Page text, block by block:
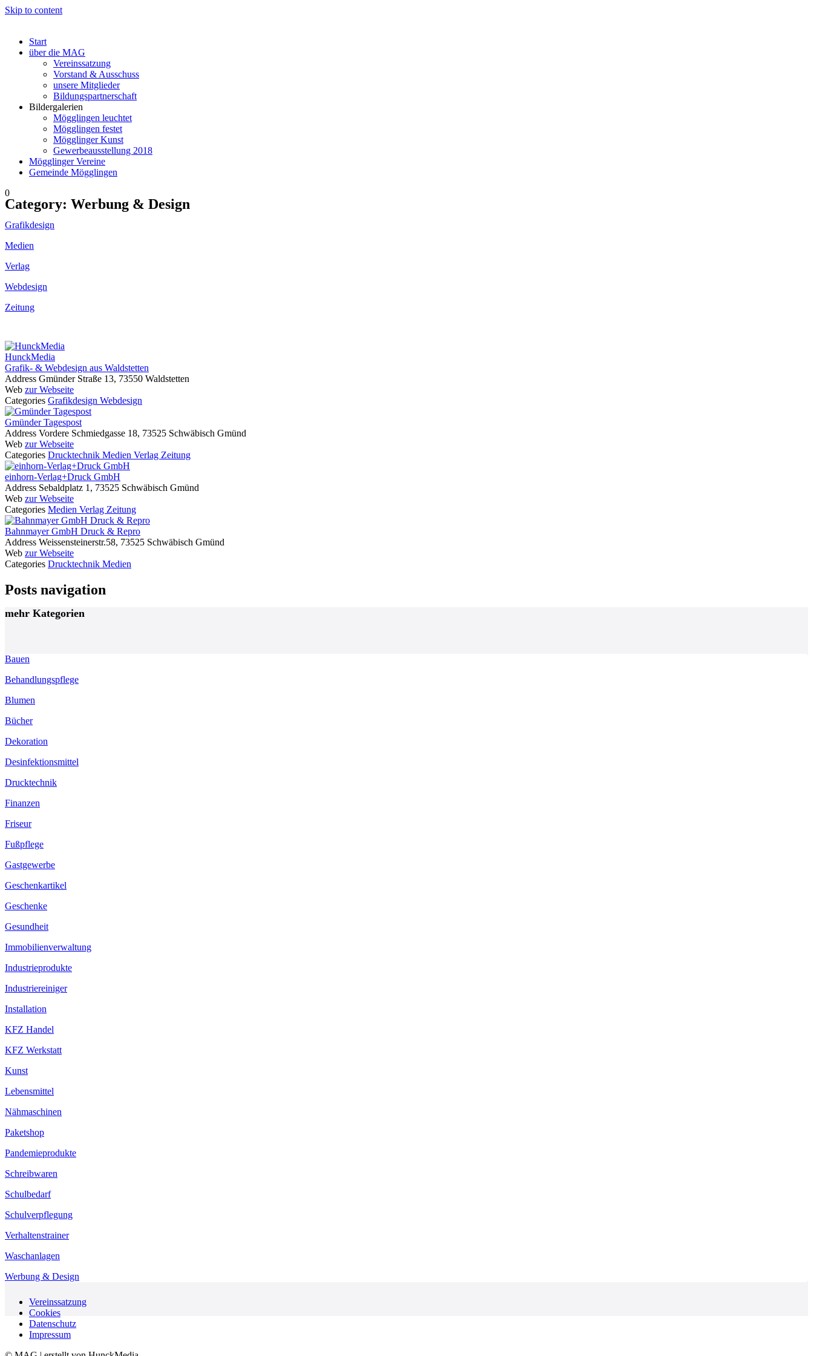
Skip to content
Start
über die MAG
Vereinssatzung
Vorstand & Ausschuss
unsere Mitglieder
Bildungspartnerschaft
Bildergalerien
Mögglingen leuchtet
Mögglingen festet
Mögglinger Kunst
Gewerbeausstellung 2018
Mögglinger Vereine
Gemeinde Mögglingen
0
Category: Werbung & Design
Grafikdesign
Medien
Verlag
Webdesign
Zeitung
HunckMedia
Grafik- & Webdesign aus Waldstetten
Address Gmünder Straße 13, 73550 Waldstetten
Web zur Webseite
Categories Grafikdesign Webdesign
Gmünder Tagespost
Address Vordere Schmiedgasse 18, 73525 Schwäbisch Gmünd
Web zur Webseite
Categories Drucktechnik Medien Verlag Zeitung
einhorn-Verlag+Druck GmbH
Address Sebaldplatz 1, 73525 Schwäbisch Gmünd
Web zur Webseite
Categories Medien Verlag Zeitung
Bahnmayer GmbH Druck & Repro
Address Weissensteinerstr.58, 73525 Schwäbisch Gmünd
Web zur Webseite
Categories Drucktechnik Medien
Posts navigation
mehr Kategorien
Bauen
Behandlungspflege
Blumen
Bücher
Dekoration
Desinfektionsmittel
Drucktechnik
Finanzen
Friseur
Fußpflege
Gastgewerbe
Geschenkartikel
Geschenke
Gesundheit
Immobilienverwaltung
Industrieprodukte
Industriereiniger
Installation
KFZ Handel
KFZ Werkstatt
Kunst
Lebensmittel
Nähmaschinen
Paketshop
Pandemieprodukte
Schreibwaren
Schulbedarf
Schulverpflegung
Verhaltenstrainer
Waschanlagen
Werbung & Design
Vereinssatzung
Cookies
Datenschutz
Impressum